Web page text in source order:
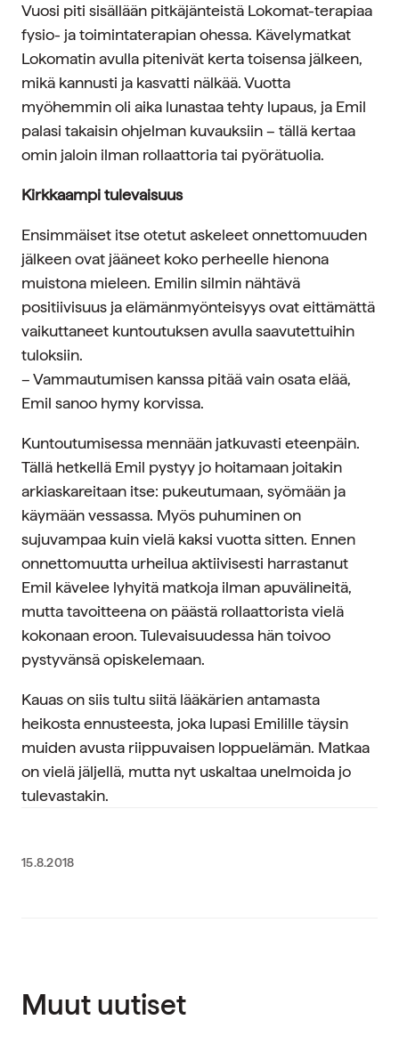
Vuosi piti sisällään pitkäjänteistä Lokomat-terapiaa
fysio- ja toimintaterapian ohessa. Kävelymatkat
Lokomatin avulla pitenivät kerta toisensa jälkeen,
mikä kannusti ja kasvatti nälkää. Vuotta
myöhemmin oli aika lunastaa tehty lupaus, ja Emil
palasi takaisin ohjelman kuvauksiin – tällä kertaa
omin jaloin ilman rollaattoria tai pyörätuolia.
Kirkkaampi tulevaisuus
Ensimmäiset itse otetut askeleet onnettomuuden
jälkeen ovat jääneet koko perheelle hienona
muistona mieleen. Emilin silmin nähtävä
positiivisuus ja elämänmyönteisyys ovat eittämättä
vaikuttaneet kuntoutuksen avulla saavutettuihin
tuloksiin.
– Vammautumisen kanssa pitää vain osata elää,
Emil sanoo hymy korvissa.
Kuntoutumisessa mennään jatkuvasti eteenpäin.
Tällä hetkellä Emil pystyy jo hoitamaan joitakin
arkiaskareitaan itse: pukeutumaan, syömään ja
käymään vessassa. Myös puhuminen on
sujuvampaa kuin vielä kaksi vuotta sitten. Ennen
onnettomuutta urheilua aktiivisesti harrastanut
Emil kävelee lyhyitä matkoja ilman apuvälineitä,
mutta tavoitteena on päästä rollaattorista vielä
kokonaan eroon. Tulevaisuudessa hän toivoo
pystyvänsä opiskelemaan.
Kauas on siis tultu siitä lääkärien antamasta
heikosta ennusteesta, joka lupasi Emilille täysin
muiden avusta riippuvaisen loppuelämän. Matkaa
on vielä jäljellä, mutta nyt uskaltaa unelmoida jo
tulevastakin.
15.8.2018
Muut uutiset